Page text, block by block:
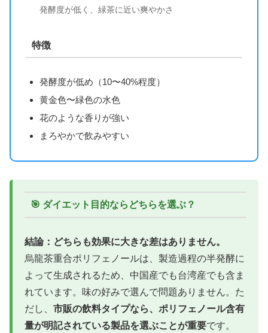
発酵度が低く、緑茶に近い爽やかさ
特徴
発酵度が低め（10〜40%程度）
黄金色〜緑色の水色
花のような香りが強い
まろやかで飲みやすい
🎯 ダイエット目的ならどちらを選ぶ？
結論：どちらも効果に大きな差はありません。
烏龍茶重合ポリフェノールは、製造過程の半発酵に
よって生成されるため、中国産でも台湾産でも含ま
れています。味の好みで選んで問題ありません。た
だし、 市販の飲料タイプなら、ポリフェノール含有
量が明記されている製品を選ぶことが重要です。